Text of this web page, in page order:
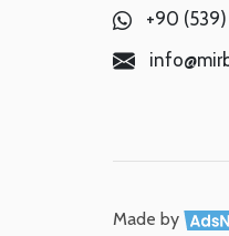
+90
Made by